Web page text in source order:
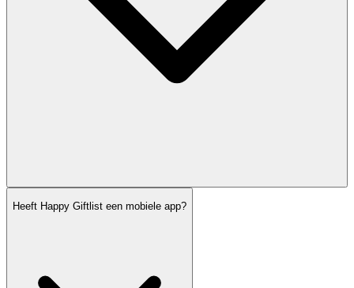
Heeft Happy Giftlist een mobiele app?